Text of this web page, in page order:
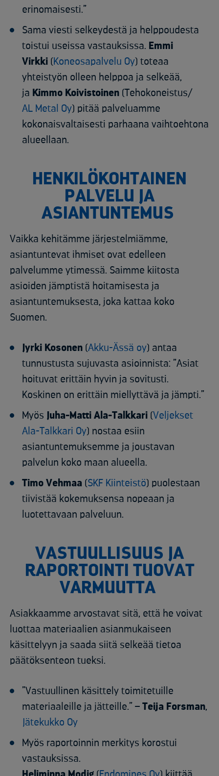
erinomaisesti.”
Sama viesti selkeydestä ja helppoudesta
toistui useissa vastauksissa. Emmi
Virkki (Koneosapalvelu Oy) toteaa
yhteistyön olleen helppoa ja selkeää,
ja Kimmo Koivistoinen (Tehokoneistus/
AL Metal Oy) pitää palveluamme
kokonaisvaltaisesti parhaana vaihtoehtona
alueellaan.
HENKILÖKOHTAINEN
PALVELU JA
ASIANTUNTEMUS
Vaikka kehitämme järjestelmiämme,
asiantuntevat ihmiset ovat edelleen
palvelumme ytimessä. Saimme kiitosta
asioiden jämptistä hoitamisesta ja
asiantuntemuksesta, joka kattaa koko
Suomen.
Jyrki Kosonen (Akku-Ässä oy) antaa
tunnustusta sujuvasta asioinnista: ”Asiat
hoituvat erittäin hyvin ja sovitusti.
Koskinen on erittäin miellyttävä ja jämpti.”
Myös
Juha-Matti Ala-Talkkari (Veljekset
Ala-Talkkari Oy) nostaa esiin
asiantuntemuksemme ja joustavan
palvelun koko maan alueella.
Timo Vehmaa (SKF Kiinteistö) puolestaan
tiivistää kokemuksensa nopeaan ja
luotettavaan palveluun.
VASTUULLISUUS JA
RAPORTOINTI TUOVAT
VARMUUTTA
Asiakkaamme arvostavat sitä, että he voivat
luottaa materiaalien asianmukaiseen
käsittelyyn ja saada siitä selkeää tietoa
päätöksenteon tueksi.
”Vastuullinen käsittely toimitetuille
materiaaleille ja jätteille.” – Teija Forsman,
Jätekukko Oy
Myös raportoinnin merkitys korostui
vastauksissa.